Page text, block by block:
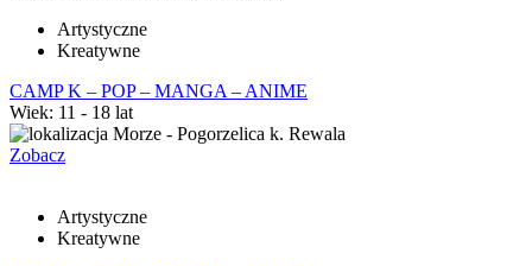
Artystyczne
Kreatywne
CAMP K – POP – MANGA – ANIME
Wiek: 11 - 18 lat
Morze - Pogorzelica k. Rewala
Zobacz
Artystyczne
Kreatywne